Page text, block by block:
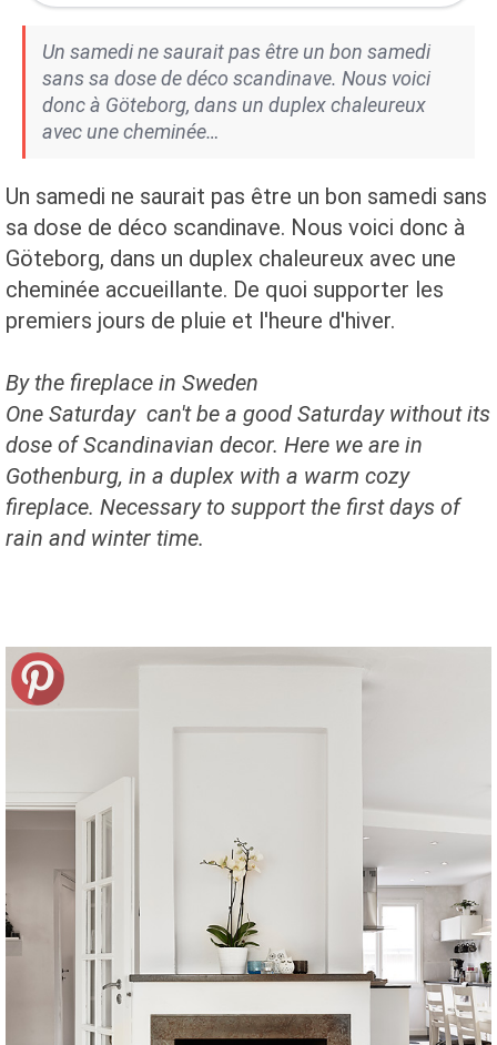
Un samedi ne saurait pas être un bon samedi
sans sa dose de déco scandinave. Nous voici
donc à Göteborg, dans un duplex chaleureux
avec une cheminée…
Un samedi ne saurait pas être un bon samedi sans
sa dose de déco scandinave. Nous voici donc à
Göteborg, dans un duplex chaleureux avec une
cheminée accueillante. De quoi supporter les
premiers jours de pluie et l'heure d'hiver.
By the fireplace in Sweden
One Saturday can't be a good Saturday without its
dose of Scandinavian decor. Here we are in
Gothenburg, in a duplex with a warm cozy
fireplace. Necessary to support the first days of
rain and winter time.